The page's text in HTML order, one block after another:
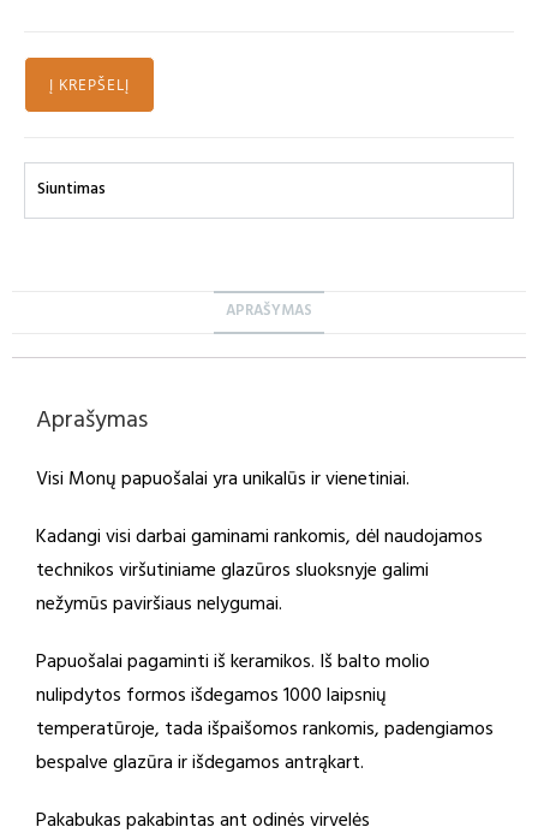
Į KREPŠELĮ
Siuntimas
APRAŠYMAS
Aprašymas
Visi Monų papuošalai yra unikalūs ir vienetiniai.
Kadangi visi darbai gaminami rankomis, dėl naudojamos
technikos viršutiniame glazūros sluoksnyje galimi
nežymūs paviršiaus nelygumai.
Papuošalai pagaminti iš keramikos. Iš balto molio
nulipdytos formos išdegamos 1000 laipsnių
temperatūroje, tada išpaišomos rankomis, padengiamos
bespalve glazūra ir išdegamos antrąkart.
Pakabukas pakabintas ant odinės virvelės